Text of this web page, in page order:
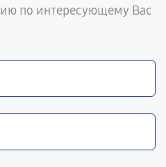
по интересующему Вас